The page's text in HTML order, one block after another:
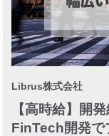
Librus株式会社
【高時給】開
FinTech開発